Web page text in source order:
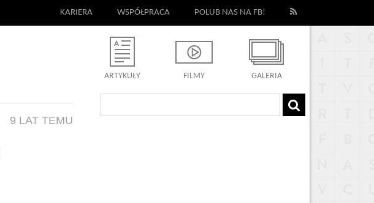
KARIERA WSPÓŁPRACA POLUB NAS NA FB!
ARTYKUŁY FILMY GALERIA
9 LAT TEMU